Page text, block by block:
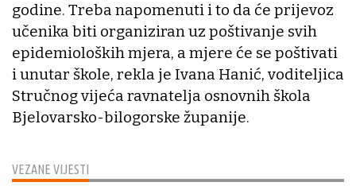
VEZANE VIJESTI
godine. Treba napomenuti i to da će prijevoz
učenika biti organiziran uz poštivanje svih
epidemioloških mjera, a mjere će se poštivati
i unutar škole, rekla je Ivana Hanić, voditeljica
Stručnog vijeća ravnatelja osnovnih škola
Bjelovarsko-bilogorske županije.